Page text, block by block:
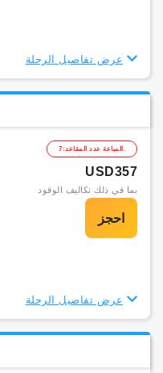
عرض تفاصيل الرحلة
المباعة عدد المقاعد:7.
USD357
بما في ذلك تكاليف الوقود
عرض تفاصيل الرحلة